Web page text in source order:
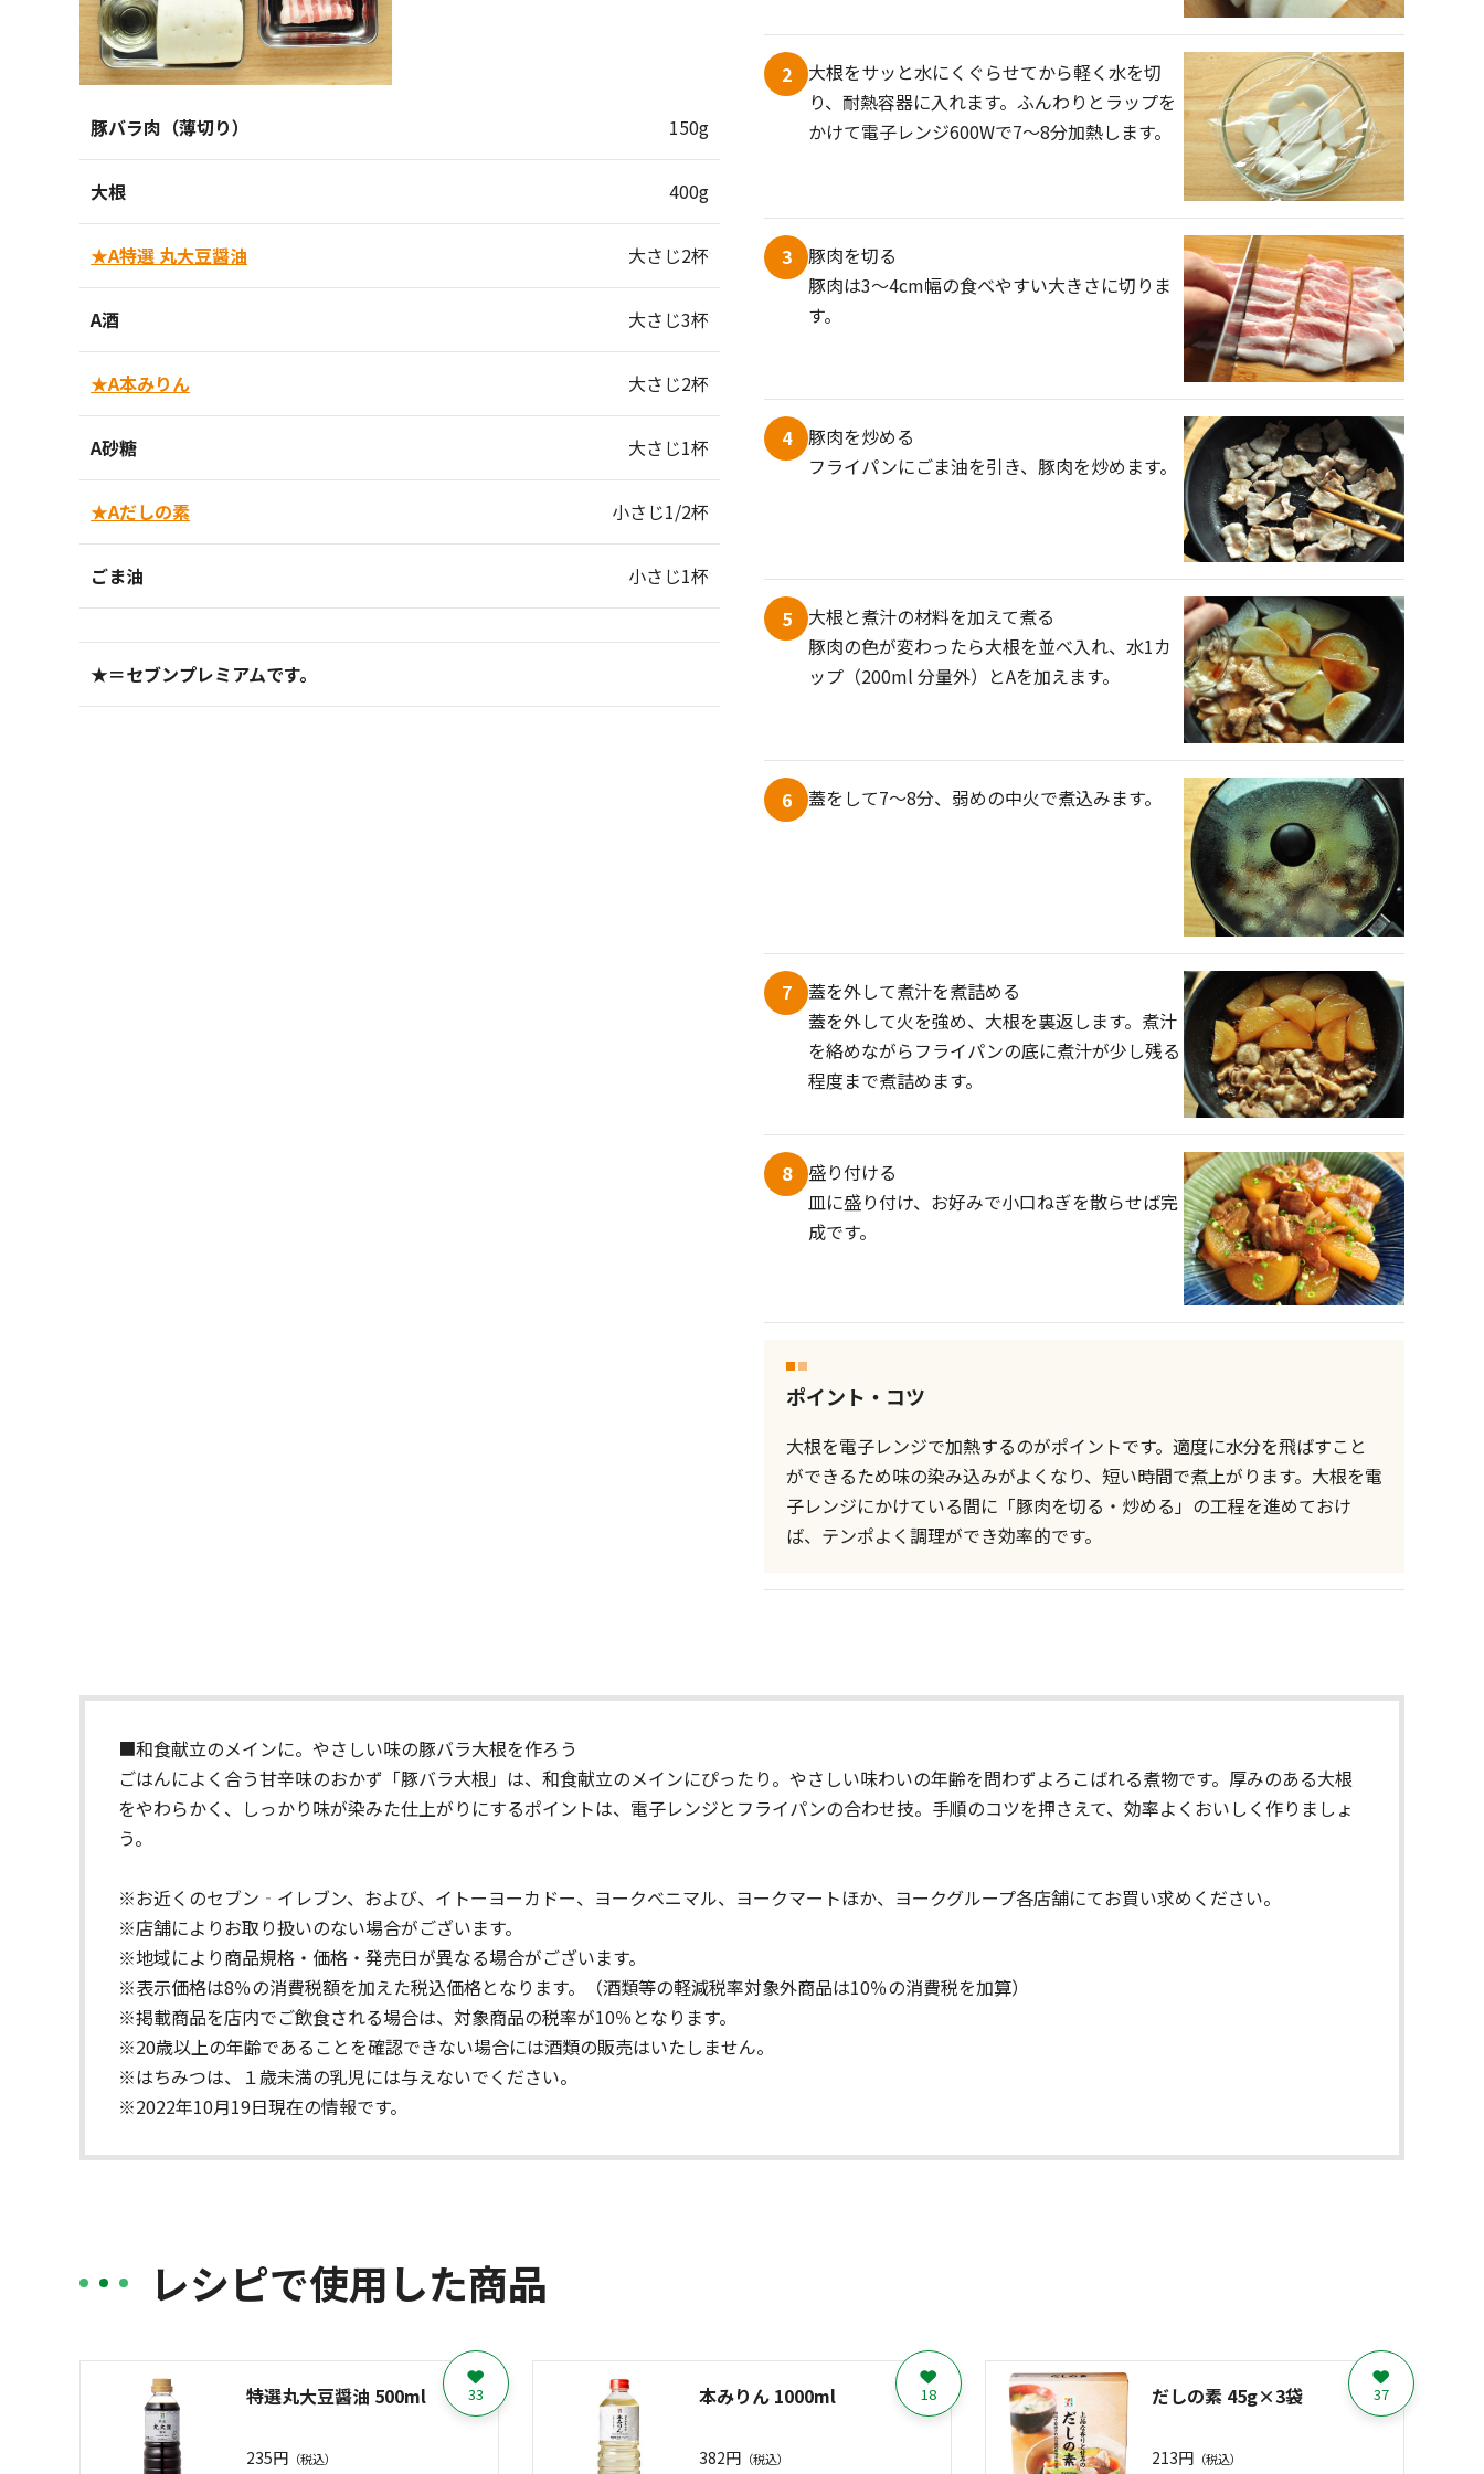
豚バラ肉（薄切り） 150g
大根 400g
★A特選 丸大豆醤油 大さじ2杯
A酒 大さじ3杯
★A本みりん 大さじ2杯
A砂糖 大さじ1杯
★Aだしの素 小さじ1/2杯
ごま油 小さじ1杯
★＝セブンプレミアムです。
2
大根をサッと水にくぐらせてから軽く水を切
り、耐熱容器に入れます。ふんわりとラップを
かけて電子レンジ600Wで7～8分加熱します。
3
豚肉を切る
豚肉は3～4cm幅の食べやすい大きさに切りま
す。
4
豚肉を炒める
フライパンにごま油を引き、豚肉を炒めます。
5
大根と煮汁の材料を加えて煮る
豚肉の色が変わったら大根を並べ入れ、水1カ
ップ（200ml 分量外）とAを加えます。
6 蓋をして7～8分、弱めの中火で煮込みます。
7
蓋を外して煮汁を煮詰める
蓋を外して火を強め、大根を裏返します。煮汁
を絡めながらフライパンの底に煮汁が少し残る
程度まで煮詰めます。
8
盛り付ける
皿に盛り付け、お好みで小口ねぎを散らせば完
成です。
ポイント・コツ
大根を電子レンジで加熱するのがポイントです。適度に水分を飛ばすこと
ができるため味の染み込みがよくなり、短い時間で煮上がります。大根を電
子レンジにかけている間に「豚肉を切る・炒める」の工程を進めておけ
ば、テンポよく調理ができ効率的です。
■和食献立のメインに。やさしい味の豚バラ大根を作ろう
ごはんによく合う甘辛味のおかず「豚バラ大根」は、和食献立のメインにぴったり。やさしい味わいの年齢を問わずよろこばれる煮物です。厚みのある大根
をやわらかく、しっかり味が染みた仕上がりにするポイントは、電子レンジとフライパンの合わせ技。手順のコツを押さえて、効率よくおいしく作りましょ
う。
※お近くのセブン‐イレブン、および、イトーヨーカドー、ヨークベニマル、ヨークマートほか、ヨークグループ各店舗にてお買い求めください。
※店舗によりお取り扱いのない場合がございます。
※地域により商品規格・価格・発売日が異なる場合がございます。
※表示価格は8％の消費税額を加えた税込価格となります。（酒類等の軽減税率対象外商品は10％の消費税を加算）
※掲載商品を店内でご飲食される場合は、対象商品の税率が10％となります。
※20歳以上の年齢であることを確認できない場合には酒類の販売はいたしません。
※はちみつは、１歳未満の乳児には与えないでください。
※2022年10月19日現在の情報です。
レシピで使用した商品
特選丸大豆醤油 500ml
235円 （税込）
33 本みりん 1000ml
382円 （税込）
18 だしの素 45g×3袋
213円 （税込）
37